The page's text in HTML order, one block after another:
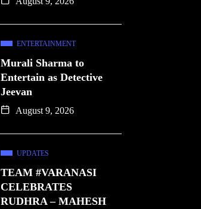
ENTERTAINMENT
Murali Sharma to
Entertain as Detective
Jeevan
August 9, 2026
UPDATES
TEAM #VARANASI
CELEBRATES
RUDHRA – MAHESH